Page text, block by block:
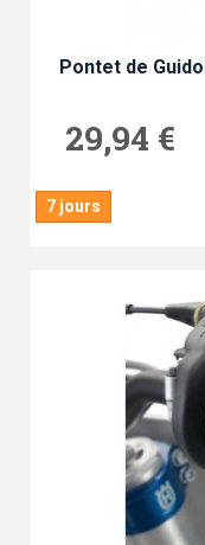
Pontet de
29,94 €
7 jours